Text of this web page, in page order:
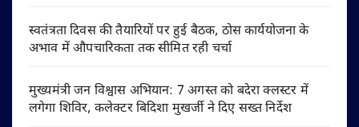
स्वतंत्रता दिवस की तैयारियों पर हुई बैठक, ठोस कार्ययोजना के
अभाव में औपचारिकता तक सीमित रही चर्चा
मुख्यमंत्री जन विश्वास अभियान: 7 अगस्त को बदेरा क्लस्टर में
लगेगा शिविर, कलेक्टर बिदिशा मुखर्जी ने दिए सख्त निर्देश